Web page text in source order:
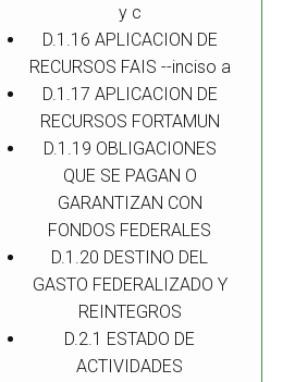
y c
D.1.16 APLICACION DE
RECURSOS FAIS --inciso a
D.1.17 APLICACION DE
RECURSOS FORTAMUN
D.1.19 OBLIGACIONES
QUE SE PAGAN O
GARANTIZAN CON
FONDOS FEDERALES
D.1.20 DESTINO DEL
GASTO FEDERALIZADO Y
REINTEGROS
D.2.1 ESTADO DE
ACTIVIDADES